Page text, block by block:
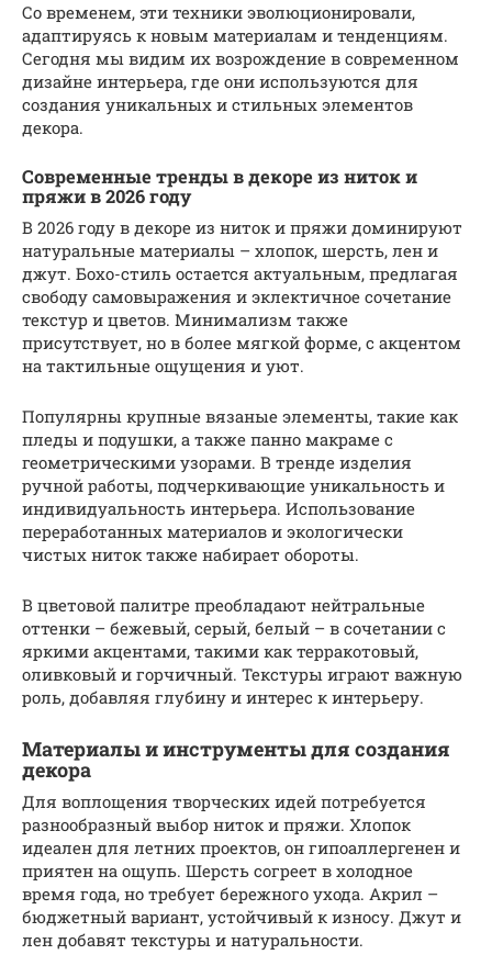
Со временем, эти техники эволюционировали,
адаптируясь к новым материалам и тенденциям.
Сегодня мы видим их возрождение в современном
дизайне интерьера, где они используются для
создания уникальных и стильных элементов
декора.
Современные тренды в декоре из ниток и
пряжи в 2026 году
В 2026 году в декоре из ниток и пряжи доминируют
натуральные материалы – хлопок, шерсть, лен и
джут. Бохо-стиль остается актуальным, предлагая
свободу самовыражения и эклектичное сочетание
текстур и цветов. Минимализм также
присутствует, но в более мягкой форме, с акцентом
на тактильные ощущения и уют.
Популярны крупные вязаные элементы, такие как
пледы и подушки, а также панно макраме с
геометрическими узорами. В тренде изделия
ручной работы, подчеркивающие уникальность и
индивидуальность интерьера. Использование
переработанных материалов и экологически
чистых ниток также набирает обороты.
В цветовой палитре преобладают нейтральные
оттенки – бежевый, серый, белый – в сочетании с
яркими акцентами, такими как терракотовый,
оливковый и горчичный. Текстуры играют важную
роль, добавляя глубину и интерес к интерьеру.
Материалы и инструменты для создания
декора
Для воплощения творческих идей потребуется
разнообразный выбор ниток и пряжи. Хлопок
идеален для летних проектов, он гипоаллергенен и
приятен на ощупь. Шерсть согреет в холодное
время года, но требует бережного ухода. Акрил –
бюджетный вариант, устойчивый к износу. Джут и
лен добавят текстуры и натуральности.